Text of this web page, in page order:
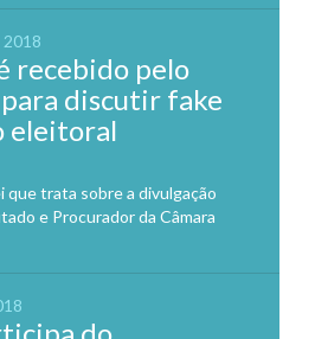
2018
recebido pelo
discutir fake
eleitoral
trata sobre a divulgação
e Procurador da Câmara